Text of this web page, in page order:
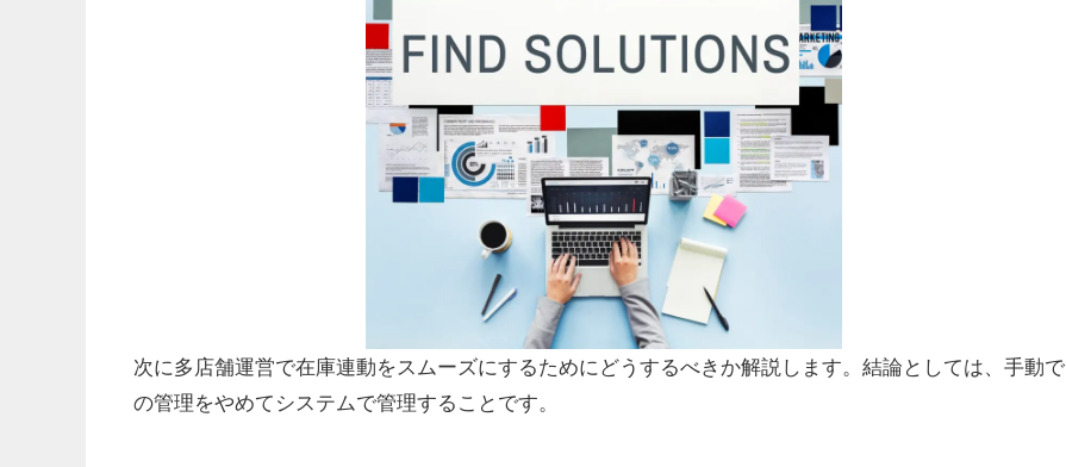
次に多店舗運営で在庫連動をスムーズにするためにどうするべきか解説します。結論としては、手動で
の管理をやめてシステムで管理することです。